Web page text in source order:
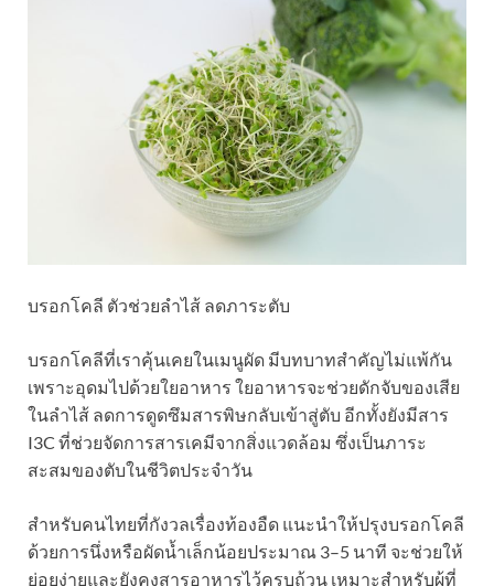
บรอกโคลี ตัวช่วยลำไส้ ลดภาระตับ
บรอกโคลีที่เราคุ้นเคยในเมนูผัด มีบทบาทสำคัญไม่แพ้กัน
เพราะอุดมไปด้วยใยอาหาร ใยอาหารจะช่วยดักจับของเสีย
ในลำไส้ ลดการดูดซึมสารพิษกลับเข้าสู่ตับ อีกทั้งยังมีสาร
I3C ที่ช่วยจัดการสารเคมีจากสิ่งแวดล้อม ซึ่งเป็นภาระ
สะสมของตับในชีวิตประจำวัน
สำหรับคนไทยที่กังวลเรื่องท้องอืด แนะนำให้ปรุงบรอกโคลี
ด้วยการนึ่งหรือผัดน้ำเล็กน้อยประมาณ 3–5 นาที จะช่วยให้
ย่อยง่ายและยังคงสารอาหารไว้ครบถ้วน เหมาะสำหรับผู้ที่